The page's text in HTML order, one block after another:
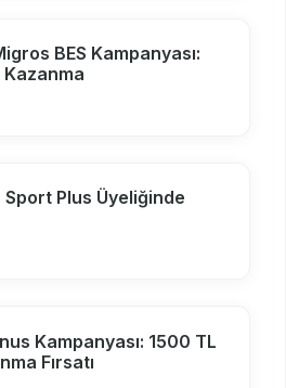
BES Kampanyası:
Sport Plus Üyeliğinde
Kampanyası: 1500 TL
Fırsatı